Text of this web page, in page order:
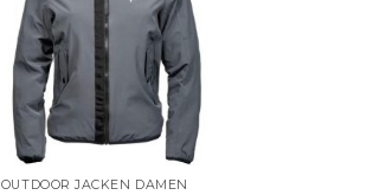
OUTDOOR JACKEN DAMEN